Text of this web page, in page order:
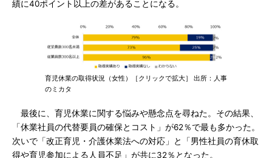
績に40ポイント以上の差があることになる。
育児休業の取得状況（女性）［クリックで拡大］ 出所：人事
のミカタ
最後に、育児休業に関する悩みや懸念点を尋ねた。その結果、
「休業社員の代替要員の確保とコスト」が62％で最も多かった。
次いで「改正育児・介護休業法への対応」と「男性社員の育休取
得や育児参加による人員不足」が共に32％となった。